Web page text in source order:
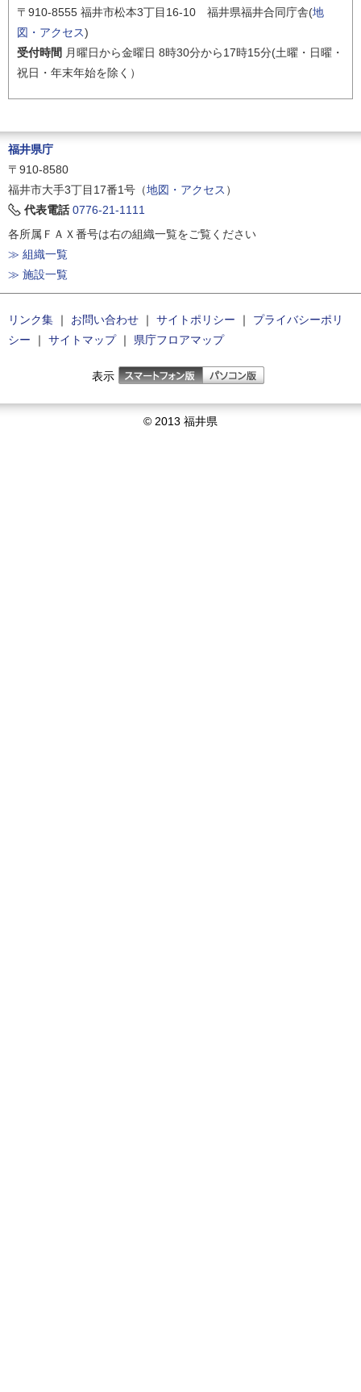
〒910-8555 福井市松本3丁目16-10 福井県福井合同庁舎(地
図・アクセス)
受付時間 月曜日から金曜日 8時30分から17時15分(土曜・日曜・
祝日・年末年始を除く）
福井県庁
〒910-8580
福井市大手3丁目17番1号（地図・アクセス ）
代表電話 0776-21-1111
各所属ＦＡＸ番号は右の組織一覧をご覧ください
≫ 組織一覧
≫ 施設一覧
リンク集 ｜ お問い合わせ ｜ サイトポリシー ｜
プライバシーポリ
シー ｜ サイトマップ｜ 県庁フロアマップ
表示
© 2013 福井県